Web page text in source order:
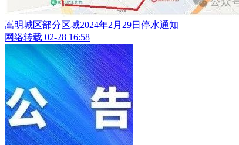
嵩明城区部分区域2024年2月29日停水通知
网络转载 02-28 16:58